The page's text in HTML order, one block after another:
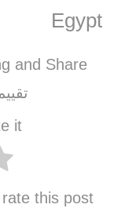
Egypt
it!
this post.